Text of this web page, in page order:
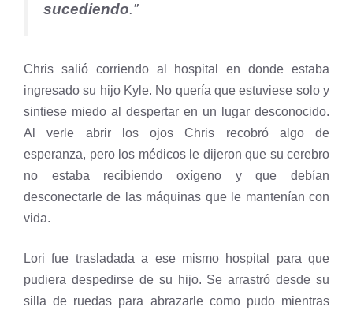
sucediendo.”
Chris salió corriendo al hospital en donde estaba
ingresado su hijo Kyle. No quería que estuviese solo y
sintiese miedo al despertar en un lugar desconocido.
Al verle abrir los ojos Chris recobró algo de
esperanza, pero los médicos le dijeron que su cerebro
no estaba recibiendo oxígeno y que debían
desconectarle de las máquinas que le mantenían con
vida.
Lori fue trasladada a ese mismo hospital para que
pudiera despedirse de su hijo. Se arrastró desde su
silla de ruedas para abrazarle como pudo mientras